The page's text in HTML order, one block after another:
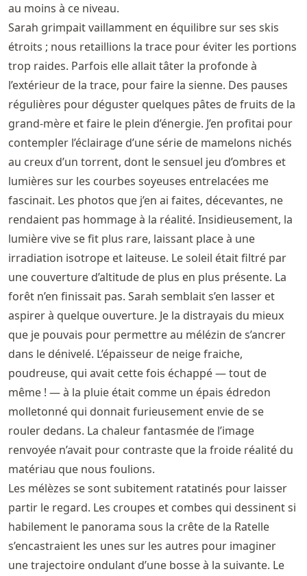
au moins à ce niveau.
Sarah grimpait vaillamment en équilibre sur ses skis
étroits ; nous retaillions la trace pour éviter les portions
trop raides. Parfois elle allait tâter la profonde à
l’extérieur de la trace, pour faire la sienne. Des pauses
régulières pour déguster quelques pâtes de fruits de la
grand-mère et faire le plein d’énergie. J’en profitai pour
contempler l’éclairage d’une série de mamelons nichés
au creux d’un torrent, dont le sensuel jeu d’ombres et
lumières sur les courbes soyeuses entrelacées me
fascinait. Les photos que j’en ai faites, décevantes, ne
rendaient pas hommage à la réalité. Insidieusement, la
lumière vive se fit plus rare, laissant place à une
irradiation isotrope et laiteuse. Le soleil était filtré par
une couverture d’altitude de plus en plus présente. La
forêt n’en finissait pas. Sarah semblait s’en lasser et
aspirer à quelque ouverture. Je la distrayais du mieux
que je pouvais pour permettre au mélézin de s’ancrer
dans le dénivelé. L’épaisseur de neige fraiche,
poudreuse, qui avait cette fois échappé — tout de
même ! — à la pluie était comme un épais édredon
molletonné qui donnait furieusement envie de se
rouler dedans. La chaleur fantasmée de l’image
renvoyée n’avait pour contraste que la froide réalité du
matériau que nous foulions.
Les mélèzes se sont subitement ratatinés pour laisser
partir le regard. Les croupes et combes qui dessinent si
habilement le panorama sous la crête de la Ratelle
s’encastraient les unes sur les autres pour imaginer
une trajectoire ondulant d’une bosse à la suivante. Le